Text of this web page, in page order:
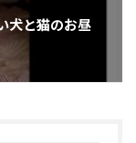
犬と猫のお昼